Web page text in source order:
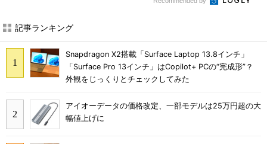
記事ランキング
Snapdragon X2搭載「Surface Laptop 13.8インチ」
「Surface Pro 13インチ」はCopilot+ PCの“完成形”？
外観をじっくりとチェックしてみた
アイオーデータの価格改定、一部モデルは25万円超の大
幅値上げに